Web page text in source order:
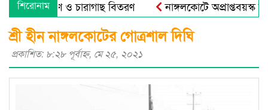
শিরোনাম
বৃক্ষরোপণ ও চারাগাছ বিতরণ নাঙ্গলকোটে অপ্রাপ্তবয়স্ক
শ্রী হীন নাঙ্গলকোটের গোত্রশাল দিঘি
প্রকাশিত: ৮:২৮ পূর্বাহ্ণ, মে ২৫, ২০২১